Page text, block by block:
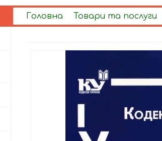
Головна Товари та послуги